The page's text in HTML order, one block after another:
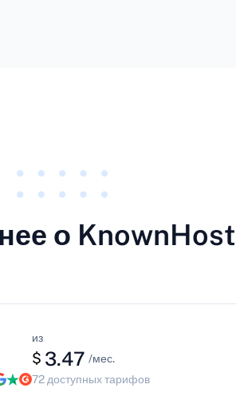
о KnownHost
из
$ 3.47 /мес.
72 доступных тарифов